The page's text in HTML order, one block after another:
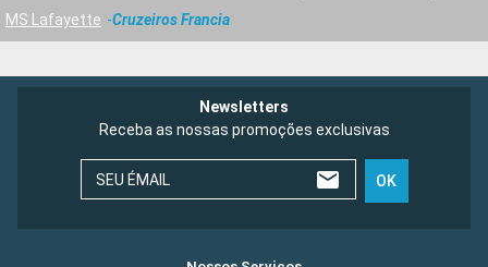
MS Lafayette
Cruzeiros Francia
Newsletters
Receba as nossas promoções exclusivas
SEU ÉMAIL OK